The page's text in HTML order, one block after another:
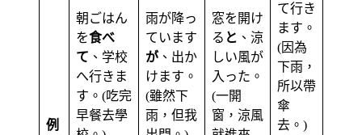
例
朝ごはん
を食べ
て 、学校
へ行きま
す。(吃完
早餐去學
雨が降っ
ています
が、出か
けます。
(雖然下
雨，但我
窓を開け
る と 、涼
しい風が
入った。
(一開
窗，涼風
て行き
ます。
(因為
下雨，
所以帶
傘
去。)